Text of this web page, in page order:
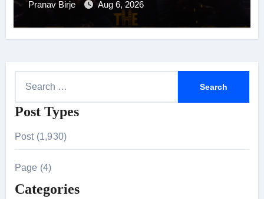
Cinema’s Biggest Spectacles; Film
Arrives In Cinemas Worldwide on
Pranav Birje Aug 6, 2026
a
o
Post Types
Post (1,930)
Page (4)
Categories